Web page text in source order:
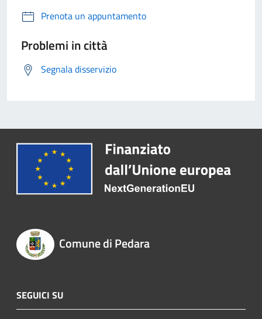
Prenota un appuntamento
Problemi in città
Segnala disservizio
Comune di Pedara
SEGUICI SU